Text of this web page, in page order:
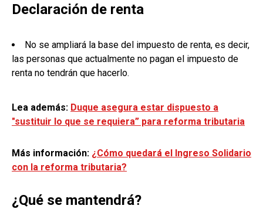
Declaración de renta
No se ampliará la base del impuesto de renta, es decir,
las personas que actualmente no pagan el impuesto de
renta no tendrán que hacerlo.
Lea además: Duque asegura estar dispuesto a
"sustituir lo que se requiera” para reforma tributaria
Más información: ¿Cómo quedará el Ingreso Solidario
con la reforma tributaria?
¿Qué se mantendrá?